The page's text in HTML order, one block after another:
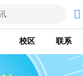
校区 联系